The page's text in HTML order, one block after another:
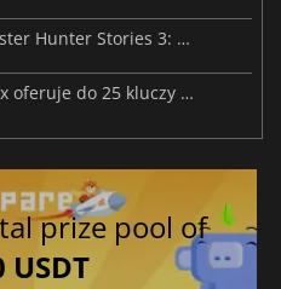
Pierwsze spojrzenie na Monster Hunter Stories 3: Twisted Reflection
Zestaw Fanatical Mystery Box oferuje do 25 kluczy Steam z niespodzianką
prize pool of
USDT